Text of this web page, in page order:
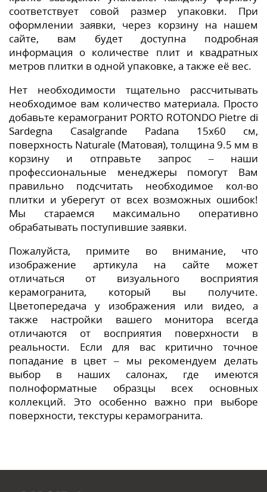
соответствует совой размер упаковки. При
оформлении заявки, через корзину на нашем
сайте, вам будет доступна подробная
информация о количестве плит и квадратных
метров плитки в одной упаковке, а также её вес.
Нет необходимости тщательно рассчитывать
необходимое вам количество материала. Просто
добавьте керамогранит PORTO ROTONDO Pietre di
Sardegna Casalgrande Padana 15x60 см,
поверхность Naturale (Матовая), толщина 9.5 мм в
корзину и отправьте запрос – наши
профессиональные менеджеры помогут Вам
правильно подсчитать необходимое кол-во
плитки и уберегут от всех возможных ошибок!
Мы стараемся максимально оперативно
обрабатывать поступившие заявки.
Пожалуйста, примите во внимание, что
изображение артикула на сайте может
отличаться от визуального восприятия
керамогранита, который вы получите.
Цветопередача у изображения или видео, а
также настройки вашего монитора всегда
отличаются от восприятия поверхности в
реальности. Если для вас критично точное
попадание в цвет – мы рекомендуем делать
выбор в наших салонах, где имеются
полноформатные образцы всех основных
коллекций. Это особенно важно при выборе
поверхности, текстуры керамогранита.